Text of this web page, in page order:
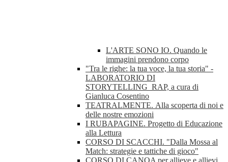
L'ARTE SONO IO. Quando le
immagini prendono corpo
"Tra le righe: la tua voce, la tua storia" -
LABORATORIO DI
STORYTELLING_RAP, a cura di
Gianluca Cosentino
TEATRALMENTE. Alla scoperta di noi e
delle nostre emozioni
I RUBAPAGINE. Progetto di Educazione
alla Lettura
CORSO DI SCACCHI. "Dalla Mossa al
Match: strategie e tattiche di gioco"